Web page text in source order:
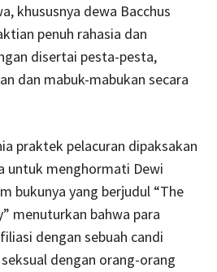
khususnya dewa Bacchus
penuh rahasia dan
disertai pesta-pesta,
dan mabuk-mabukan secara
praktek pelacuran dipaksakan
untuk menghormati Dewi
bukunya yang berjudul “The
menuturkan bahwa para
dengan sebuah candi
dengan orang-orang